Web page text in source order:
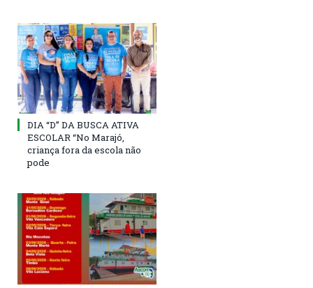
DIA “D” DA BUSCA ATIVA
ESCOLAR “No Marajó,
criança fora da escola não
pode